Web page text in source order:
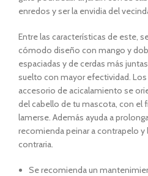
enredos y ser la envidia del
Entre las características de este,
cómodo diseño con mango y
espaciadas y de cerdas más
suelto con mayor efectividad.
accesorio de acicalamiento se
del cabello de tu mascota, con el
lamerse. Además ayuda a
recomienda peinar a contrapelo y
contraria.
Se recomienda un